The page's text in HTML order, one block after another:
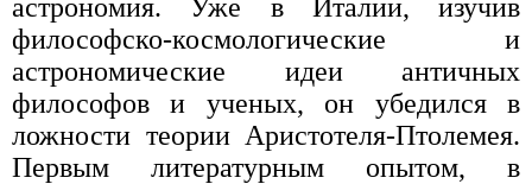
астрономия. Уже в Италии, изучив
философско-космологические и
астрономические идеи античных
философов и ученых, он убедился в
ложности теории Аристотеля-Птолемея.
Первым литературным опытом, в